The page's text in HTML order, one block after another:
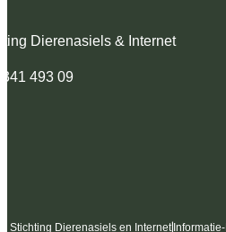
Dierenasiels & Internet
493 09
Stichting Dierenasiels en Internet Informatie-